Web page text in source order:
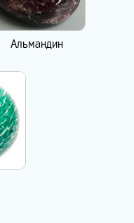
Альмандин